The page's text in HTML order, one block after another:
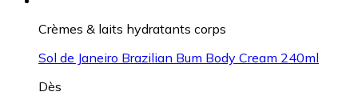
Crèmes & laits hydratants corps
Sol de Janeiro Brazilian Bum Body Cream 240ml
Dès